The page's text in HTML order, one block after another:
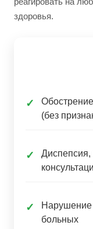
здоровья.
✓
(без
✓
Диспепсия,
✓
Нарушение
больных